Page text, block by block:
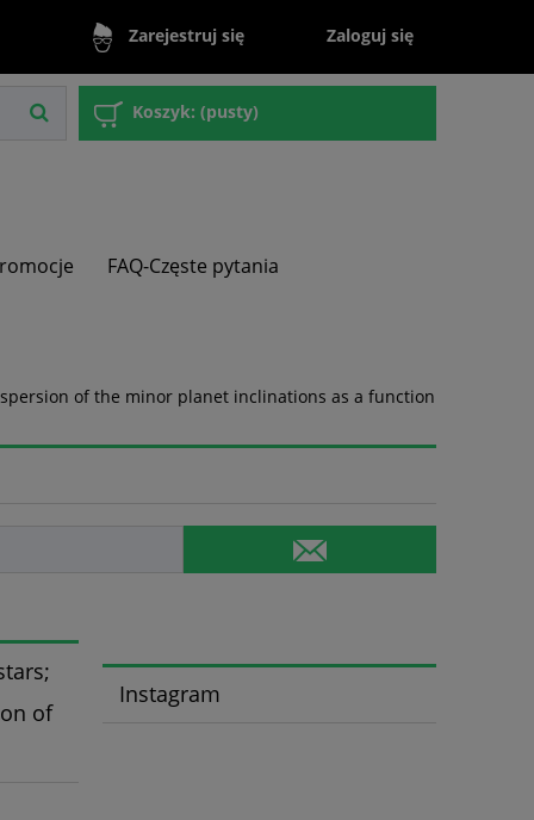
Zarejestruj się Zaloguj się
Koszyk: (pusty)
FAQ-Częste pytania
of the minor planet inclinations as a function
of
Instagram